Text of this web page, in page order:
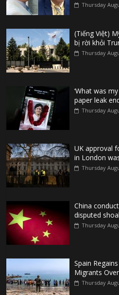
Thursday
(Tiếng Việt)
bị rời khỏi
Thursday
‘What was
paper leak
Thursday
UK approval
in London
Thursday
China
disputed
Thursday
Spain
Migrants
Thursday